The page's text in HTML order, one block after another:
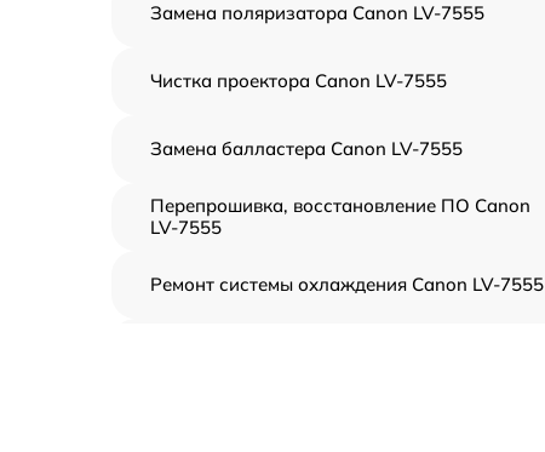
Замена поляризатора Canon LV-7555
Чистка проектора Canon LV-7555
Замена балластера Canon LV-7555
Перепрошивка, восстановление ПО Canon
LV-7555
Ремонт системы охлаждения Canon LV-7555